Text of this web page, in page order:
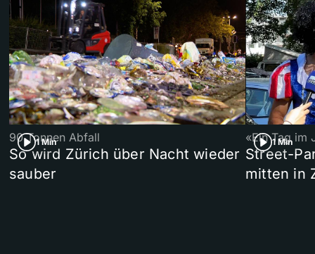
1 Min
90 Tonnen Abfall
So wird Zürich über Nacht wieder
sauber
1 Min
«Ein Tag im
Street-
mitten in